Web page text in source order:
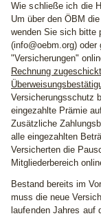
Wie schließe ich die
Um über den ÖBM
wenden Sie sich bitte
(info@oebm.org)
"Versicherungen"
Rechnung
Versicherungsschutz
eingezahlte Prämie
Zusätzliche
alle eingezahlten
Versicherten die
Mitgliederbereich
Bestand bereits im
muss die neue
laufenden Jahres auf